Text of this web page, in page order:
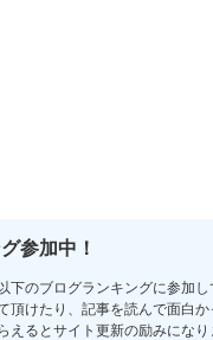
参加中！
下のブログランキングに参加し
頂けたり、記事を読んで面白
えるとサイト更新の励みになり